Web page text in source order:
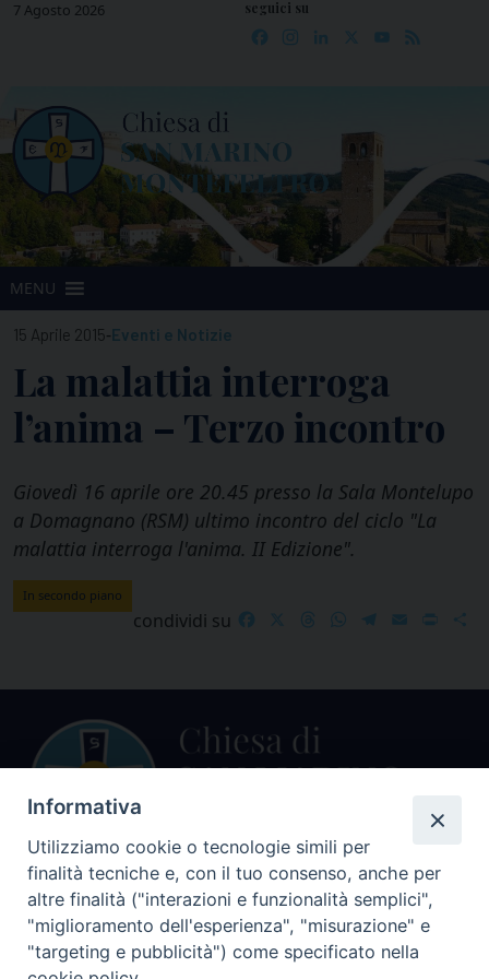
Skip7 Agosto 2026 seguici su
Facebook
Instagram
LinkedIn YouTube
MENU
15 Aprile 2015-Eventi e Notizie
La malattia interroga
l’anima – Terzo incontro
Giovedì 16 aprile ore 20.45 presso la Sala Montelupo
a Domagnano (RSM) ultimo incontro del ciclo "La
malattia interroga l'anima. II Edizione".
In secondo piano
condividi su FacebookThreadsWhatsApp
Telegram
EmailPrint
Centralino Curia Vescovile
0541 913711
Indirizzo
Informativa
Utilizziamo cookie o tecnologie simili per
finalità tecniche e, con il tuo consenso, anche per
altre finalità ("interazioni e funzionalità semplici",
"miglioramento dell'esperienza", "misurazione" e
"targeting e pubblicità") come specificato nella